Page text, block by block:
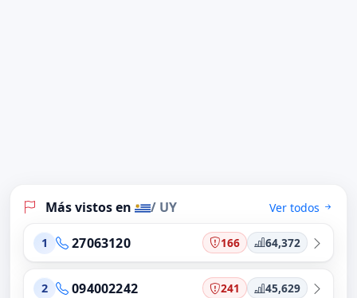
Más vistos en / UY Ver todos
1 27063120 166 64,372
2 094002242 241 45,629